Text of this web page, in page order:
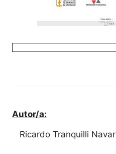
Autor/a:
Ricardo Tranquilli